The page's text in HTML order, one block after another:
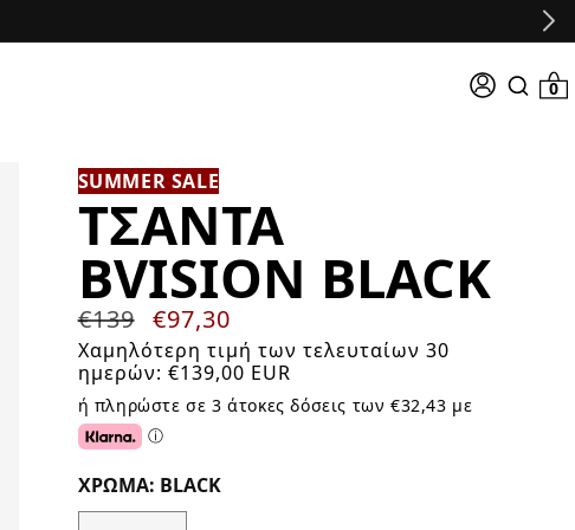
Σύνδεση
Search
0
0
SUMMER SALE
ΤΣΆΝΤΑ
BVISION BLACK
Κανονική
τιμή
€139
Τιμή
προσφοράς
€97,30
Χαμηλότερη τιμή των τελευταίων 30
ημερών: €139,00 EUR
ή πληρώστε σε 3 άτοκες δόσεις των €32,43 με
ⓘ
ΧΡΏΜΑ: BLACK